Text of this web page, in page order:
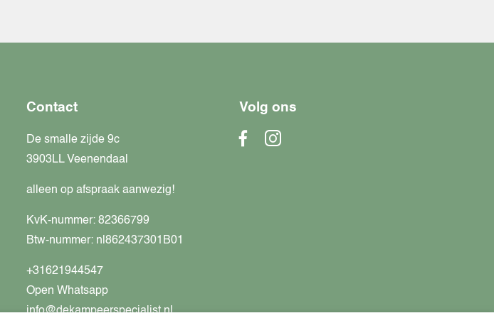
Contact
De smalle zijde 9c
3903LL Veenendaal
alleen op afspraak aanwezig!
KvK-nummer: 82366799
Btw-nummer: nl862437301B01
+31621944547
Open Whatsapp
info@dekampeerspecialist.nl
Volg ons